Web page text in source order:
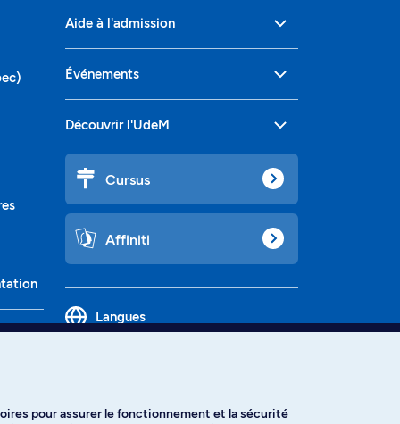
Aide à l'admission
Événements
Découvrir l'UdeM
Cursus
Affiniti
Langues
pour assurer le fonctionnement et la sécurité